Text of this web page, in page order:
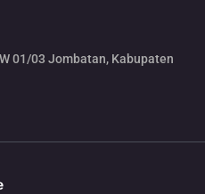
01/03 Jombatan, Kabupaten